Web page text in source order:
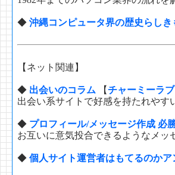
◆ 沖縄コンピュータ界の歴史らしき
【ネット関連】
◆ 出会いのコラム 【チャーミーラブ
出会い系サイトで好感を持たれや
◆ プロフィール/メッセージ作成 必
お互いに意気投合できるようなメッ
◆ 個人サイト運営者はもてるのかア